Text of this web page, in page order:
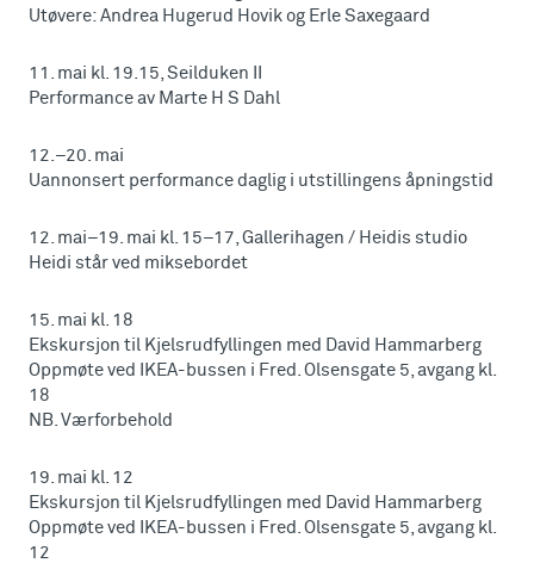
Utøvere: Andrea Hugerud Hovik og Erle Saxegaard
11. mai kl. 19.15, Seilduken II
Performance av Marte H S Dahl
12.–20. mai
Uannonsert performance daglig i utstillingens åpningstid
12. mai–19. mai kl. 15–17, Gallerihagen / Heidis studio
Heidi står ved miksebordet
15. mai kl. 18
Ekskursjon til Kjelsrudfyllingen med David Hammarberg
Oppmøte ved IKEA-bussen i Fred. Olsensgate 5, avgang kl.
18
NB. Værforbehold
19. mai kl. 12
Ekskursjon til Kjelsrudfyllingen med David Hammarberg
Oppmøte ved IKEA-bussen i Fred. Olsensgate 5, avgang kl.
12